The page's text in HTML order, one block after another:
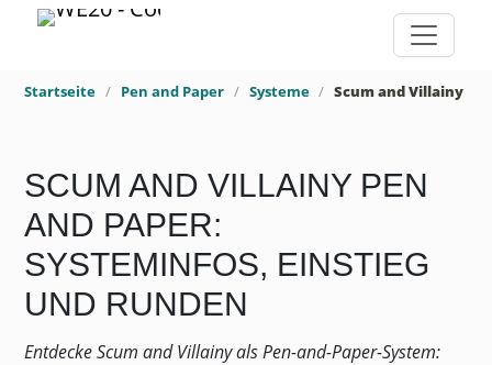
Startseite Pen and Paper Systeme Scum and Villainy
SCUM AND VILLAINY PEN
AND PAPER:
SYSTEMINFOS, EINSTIEG
UND RUNDEN
Entdecke Scum and Villainy als Pen-and-Paper-System: